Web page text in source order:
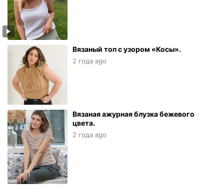
Вязаный топ с узором «Косы».
2 года ago
Вязаная ажурная блузка бежевого
цвета.
2 года ago